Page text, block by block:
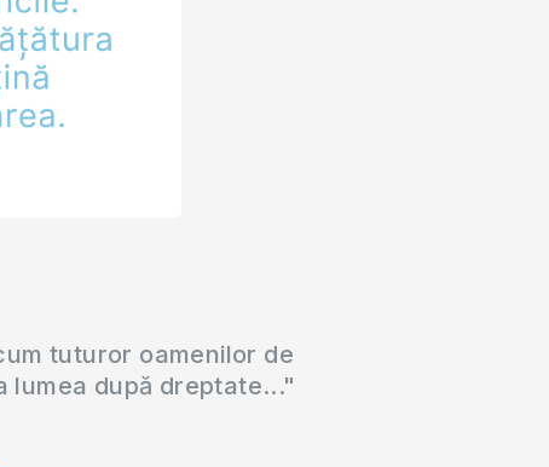
tuturor oamenilor de
lumea după dreptate..."